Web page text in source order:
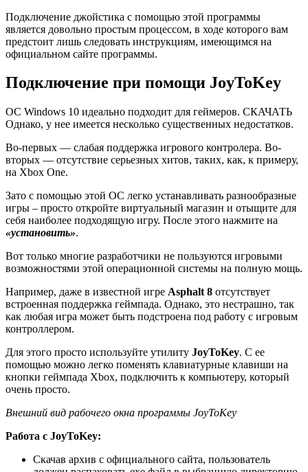
Подключение джойстика с помощью этой программы
является довольно простым процессом, в ходе которого вам
предстоит лишь следовать инструкциям, имеющимся на
официальном сайте программы.
Подключение при помощи JoyToKey
ОС Windows 10 идеально подходит для геймеров. СКАЧАТЬ
Однако, у нее имеется несколько существенных недостатков.
Во-первых — слабая поддержка игрового контролера. Во-
вторых — отсутствие серьезных хитов, таких, как, к примеру,
на Xbox One.
Зато с помощью этой ОС легко устанавливать разнообразные
игры – просто откройте виртуальный магазин и отыщите для
себя наиболее подходящую игру. После этого нажмите на
«установить».
Вот только многие разработчики не пользуются игровыми
возможностями этой операционной системы на полную мощь.
Например, даже в известной игре Asphalt 8 отсутствует
встроенная поддержка геймпада. Однако, это нестрашно, так
как любая игра может быть подстроена под работу с игровым
контроллером.
Для этого просто используйте утилиту JoyToKey. С ее
помощью можно легко поменять клавиатурные клавиши на
кнопки геймпада Xbox, подключить к компьютеру, который
очень просто.
Внешний вид рабочего окна программы JoyToKey
Работа с JoyToKey:
Скачав архив с официального сайта, пользователь